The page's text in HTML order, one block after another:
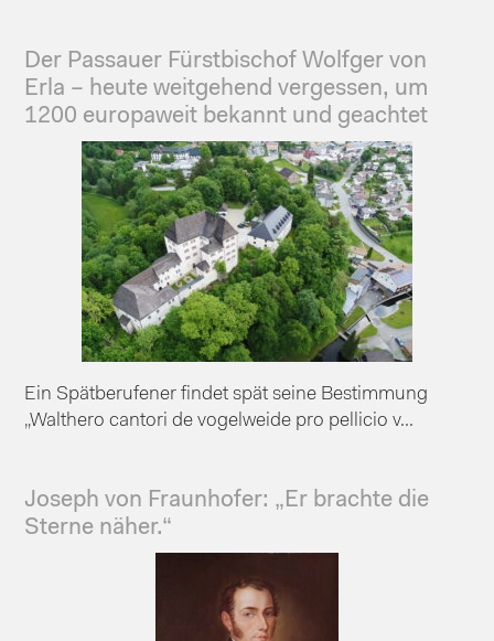
Der Passauer Fürstbischof Wolfger von
Erla – heute weitgehend vergessen, um
1200 europaweit bekannt und geachtet
Ein Spätberufener findet spät seine Bestimmung
„Walthero cantori de vogelweide pro pellicio v...
Joseph von Fraunhofer: „Er brachte die
Sterne näher.“